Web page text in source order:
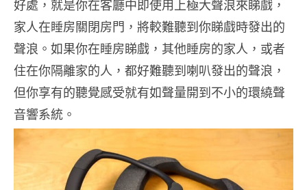
好處，就是你在客廳中即使用上極大聲浪來睇戲，
家人在睡房關閉房門，將較難聽到你睇戲時發出的
聲浪。如果你在睡房睇戲，其他睡房的家人，或者
住在你隔離家的人，都好難聽到喇叭發出的聲浪，
但你享有的聽覺感受就有如聲量開到不小的環繞聲
音響系統。